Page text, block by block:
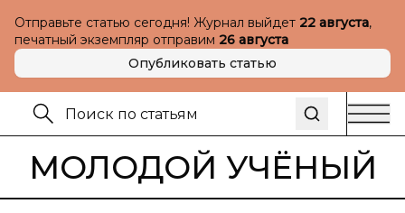
Отправьте статью сегодня! Журнал выйдет 22 августа,
печатный экземпляр отправим 26 августа
Опубликовать статью
МОЛОДОЙ УЧЁНЫЙ